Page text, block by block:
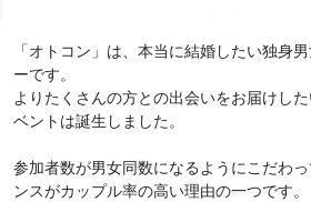
「オトコン」は、本当に結婚したい独身
ーです。
よりたくさんの方との出会いをお届けし
ベントは誕生しました。
参加者数が男女同数になるようにこだわ
ンスがカップル率の高い理由の一つです。